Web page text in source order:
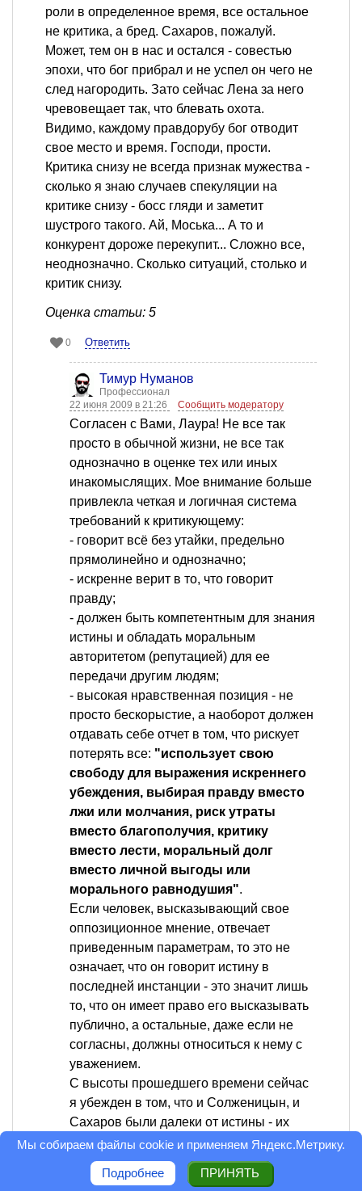
роли в определенное время, все остальное
не критика, а бред. Сахаров, пожалуй.
Может, тем он в нас и остался - совестью
эпохи, что бог прибрал и не успел он чего не
след нагородить. Зато сейчас Лена за него
чревовещает так, что блевать охота.
Видимо, каждому правдорубу бог отводит
свое место и время. Господи, прости.
Критика снизу не всегда признак мужества -
сколько я знаю случаев спекуляции на
критике снизу - босс гляди и заметит
шустрого такого. Ай, Моська... А то и
конкурент дороже перекупит... Сложно все,
неоднозначно. Сколько ситуаций, столько и
критик снизу.
Оценка статьи: 5
0 Ответить
Тимур Нуманов
Профессионал
22 июня 2009 в 21:26
Сообщить модератору
Согласен с Вами, Лаура! Не все так
просто в обычной жизни, не все так
однозначно в оценке тех или иных
инакомыслящих. Мое внимание больше
привлекла четкая и логичная система
требований к критикующему:
- говорит всё без утайки, предельно
прямолинейно и однозначно;
- искренне верит в то, что говорит
правду;
- должен быть компетентным для знания
истины и обладать моральным
авторитетом (репутацией) для ее
передачи другим людям;
- высокая нравственная позиция - не
просто бескорыстие, а наоборот должен
отдавать себе отчет в том, что рискует
потерять все: "использует свою
свободу для выражения искреннего
убеждения, выбирая правду вместо
лжи или молчания, риск утраты
вместо благополучия, критику
вместо лести, моральный долг
вместо личной выгоды или
морального равнодушия".
Если человек, высказывающий свое
оппозиционное мнение, отвечает
приведенным параметрам, то это не
означает, что он говорит истину в
последней инстанции - это значит лишь
то, что он имеет право его высказывать
публично, а остальные, даже если не
согласны, должны относиться к нему с
уважением.
С высоты прошедшего времени сейчас
я убежден в том, что и Солженицын, и
Сахаров были далеки от истины - их
планы по обустройству России или
Союза сегодня воспринимаются более
чем наивно и утопично. Но тогда они
Мы собираем файлы cookie и применяем Яндекс.Метрику.
Подробнее ПРИНЯТЬ